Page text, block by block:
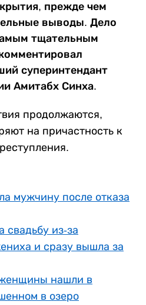
прежде чем
выводы. Дело
тщательным
суперинтендант
Амитабх Синха.
продолжаются,
на причастность к
мужчину после отказа
свадьбу из-за
и сразу вышла за
нашли в
в озеро